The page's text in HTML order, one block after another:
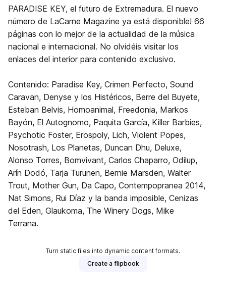
PARADISE KEY, el futuro de Extremadura. El nuevo
número de LaCarne Magazine ya está disponible! 66
páginas con lo mejor de la actualidad de la música
nacional e internacional. No olvidéis visitar los
enlaces del interior para contenido exclusivo.
Contenido: Paradise Key, Crimen Perfecto, Sound
Caravan, Denyse y los Histéricos, Berre del Buyete,
Esteban Belvis, Homoanimal, Freedonia, Markos
Bayón, El Autognomo, Paquita García, Killer Barbies,
Psychotic Foster, Erospoly, Lich, Violent Popes,
Nosotrash, Los Planetas, Duncan Dhu, Deluxe,
Alonso Torres, Bomvivant, Carlos Chaparro, Odilup,
Arín Dodó, Tarja Turunen, Bernie Marsden, Walter
Trout, Mother Gun, Da Capo, Contempopranea 2014,
Nat Simons, Rui Díaz y la banda imposible, Cenizas
del Eden, Glaukoma, The Winery Dogs, Mike
Terrana.
Turn static files into dynamic content formats.
Create a flipbook